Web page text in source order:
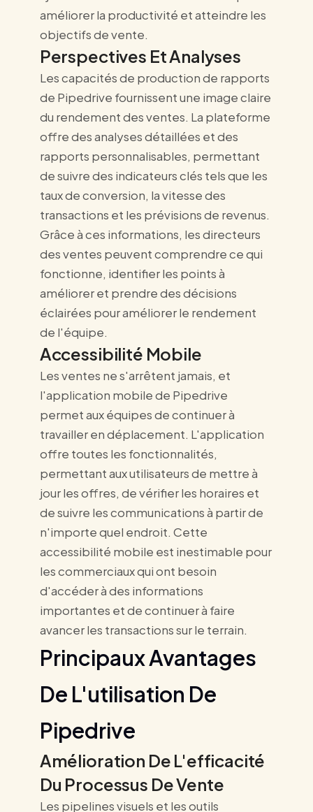
améliorer la productivité et atteindre les
objectifs de vente.
Perspectives Et Analyses
Les capacités de production de rapports
de Pipedrive fournissent une image claire
du rendement des ventes. La plateforme
offre des analyses détaillées et des
rapports personnalisables, permettant
de suivre des indicateurs clés tels que les
taux de conversion, la vitesse des
transactions et les prévisions de revenus.
Grâce à ces informations, les directeurs
des ventes peuvent comprendre ce qui
fonctionne, identifier les points à
améliorer et prendre des décisions
éclairées pour améliorer le rendement
de l'équipe.
Accessibilité Mobile
Les ventes ne s'arrêtent jamais, et
l'application mobile de Pipedrive
permet aux équipes de continuer à
travailler en déplacement. L'application
offre toutes les fonctionnalités,
permettant aux utilisateurs de mettre à
jour les offres, de vérifier les horaires et
de suivre les communications à partir de
n'importe quel endroit. Cette
accessibilité mobile est inestimable pour
les commerciaux qui ont besoin
d'accéder à des informations
importantes et de continuer à faire
avancer les transactions sur le terrain.
Principaux Avantages
De L'utilisation De
Pipedrive
Amélioration De L'efficacité
Du Processus De Vente
Les pipelines visuels et les outils